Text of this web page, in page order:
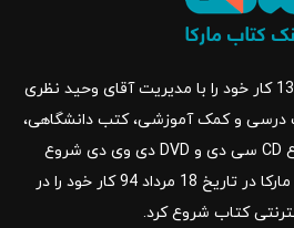
بانک کتاب مارکا در سال 1383 کار خود را با مدیریت آقای وحید نظری
و کمک آموزشی، کتب دانشگاهی،
کتابهای زبان خارجه، انواع CD سی دی و DVD دی وی دی شروع
کرد.فروشگاه آنلاین کتاب مارکا در تاریخ 18 مرداد 94 کار خود را در
کتاب شروع کرد.